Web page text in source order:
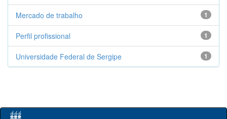
1
Mercado de trabalho
1
Perfil profissional
1
Universidade Federal de Sergipe